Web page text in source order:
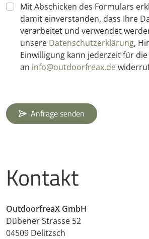
Mit Abschicken des Formulars
damit einverstanden, dass Ihre
verarbeitet und verwendet
unsere Datenschutzerklärung,
Einwilligung kann jederzeit für
an info@outdoorfreax.de
Anfrage senden
Kontakt
OutdoorfreaX GmbH
Dübener Strasse 52
04509 Delitzsch